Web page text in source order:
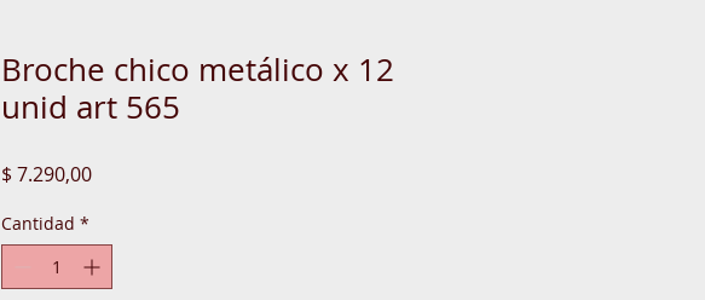
Broche chico metálico x 12
unid art 565
$ 7.290,00Precio
Cantidad *